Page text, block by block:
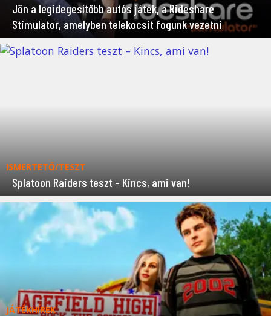
Jön a legidegesítőbb autós játék, a Rideshare
Stimulator, amelyben telekocsit fogunk vezetni
ISMERTETŐ/TESZT
Splatoon Raiders teszt – Kincs, ami van!
JÁTÉKHÍREK